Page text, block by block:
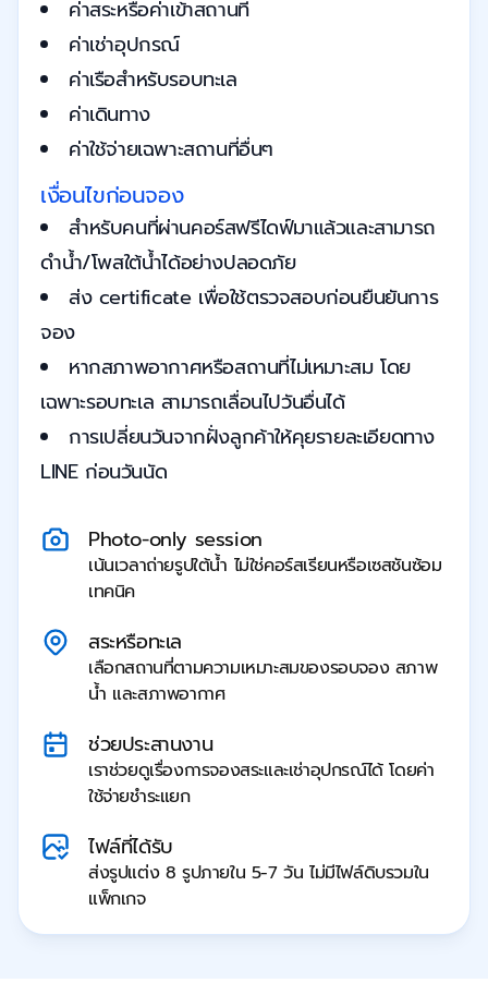
ค่าสระหรือค่าเข้าสถานที่
ค่าเช่าอุปกรณ์
ค่าเรือสำหรับรอบทะเล
ค่าเดินทาง
ค่าใช้จ่ายเฉพาะสถานที่อื่นๆ
เงื่อนไขก่อนจอง
สำหรับคนที่ผ่านคอร์สฟรีไดฟ์มาแล้วและสามารถ
ดำน้ำ/โพสใต้น้ำได้อย่างปลอดภัย
ส่ง certificate เพื่อใช้ตรวจสอบก่อนยืนยันการ
จอง
หากสภาพอากาศหรือสถานที่ไม่เหมาะสม โดย
เฉพาะรอบทะเล สามารถเลื่อนไปวันอื่นได้
การเปลี่ยนวันจากฝั่งลูกค้าให้คุยรายละเอียดทาง
LINE ก่อนวันนัด
Photo-only session
เน้นเวลาถ่ายรูปใต้น้ำ ไม่ใช่คอร์สเรียนหรือเซสชันซ้อม
เทคนิค
สระหรือทะเล
เลือกสถานที่ตามความเหมาะสมของรอบจอง สภาพ
น้ำ และสภาพอากาศ
ช่วยประสานงาน
เราช่วยดูเรื่องการจองสระและเช่าอุปกรณ์ได้ โดยค่า
ใช้จ่ายชำระแยก
ไฟล์ที่ได้รับ
ส่งรูปแต่ง 8 รูปภายใน 5-7 วัน ไม่มีไฟล์ดิบรวมใน
แพ็กเกจ